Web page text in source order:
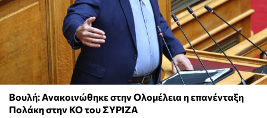
Βουλή: Ανακοινώθηκε στην Ολομέλεια η επανένταξη
Πολάκη στην ΚΟ του ΣΥΡΙΖΑ